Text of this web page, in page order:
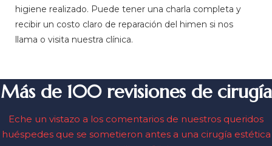
higiene realizado. Puede tener una charla completa y
recibir un costo claro de reparación del himen si nos
llama o visita nuestra clínica.
Más de 100 revisiones de cirugía
Eche un vistazo a los comentarios de nuestros queridos
huéspedes que se sometieron antes a una cirugía estética